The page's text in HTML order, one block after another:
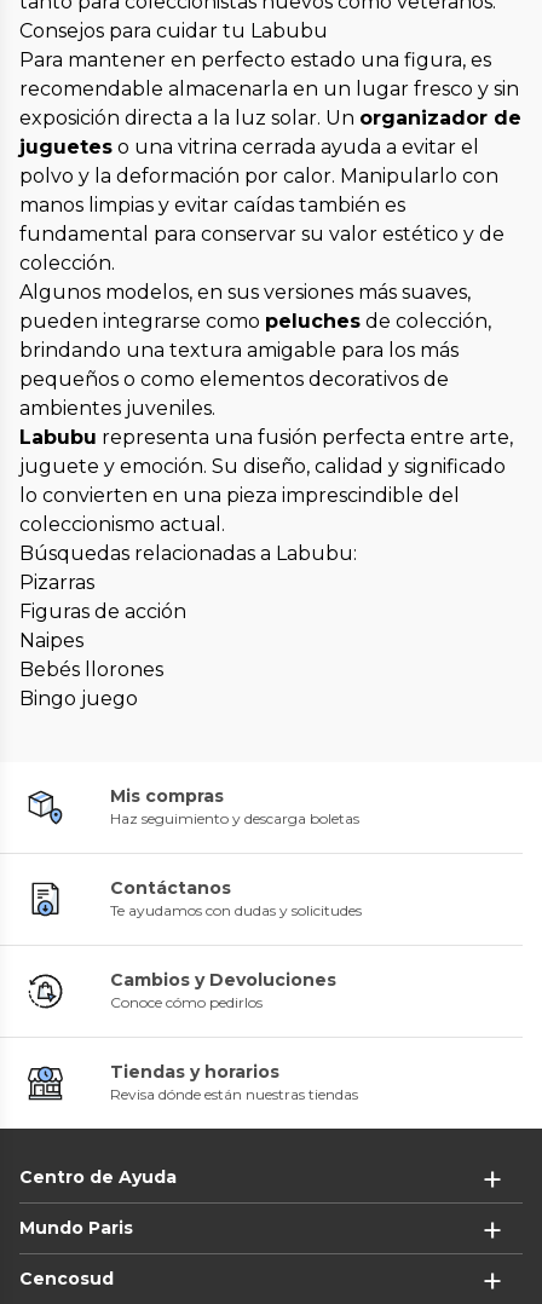
Consejos para cuidar tu Labubu
Para mantener en perfecto estado una figura, es
recomendable almacenarla en un lugar fresco y sin
exposición directa a la luz solar. Un organizador de
juguetes o una vitrina cerrada ayuda a evitar el
polvo y la deformación por calor. Manipularlo con
manos limpias y evitar caídas también es
fundamental para conservar su valor estético y de
colección.
Algunos modelos, en sus versiones más suaves,
pueden integrarse como peluches de colección,
brindando una textura amigable para los más
pequeños o como elementos decorativos de
ambientes juveniles.
Labubu representa una fusión perfecta entre arte,
juguete y emoción. Su diseño, calidad y significado
lo convierten en una pieza imprescindible del
coleccionismo actual.
Búsquedas relacionadas a Labubu:
Pizarras
Figuras de acción
Naipes
Bebés llorones
Bingo juego
Mis compras
Haz seguimiento y descarga boletas
Contáctanos
Te ayudamos con dudas y solicitudes
Cambios y Devoluciones
Conoce cómo pedirlos
Tiendas y horarios
Revisa dónde están nuestras tiendas
Centro de Ayuda
Mundo Paris
Cencosud